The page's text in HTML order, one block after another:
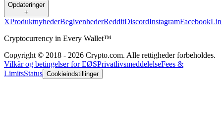
Opdateringer
+
XProduktnyhederBegivenhederRedditDiscordInstagramFacebook
Cryptocurrency in Every Wallet™
Copyright © 2018 - 2026 Crypto.com. Alle rettigheder forbeholdes.
Vilkår og betingelser for EØSPrivatlivsmeddelelseFees &
LimitsStatus Cookieindstillinger